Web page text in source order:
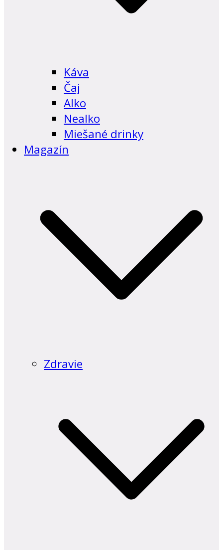
Káva
Čaj
Alko
Nealko
Miešané drinky
Magazín
Zdravie